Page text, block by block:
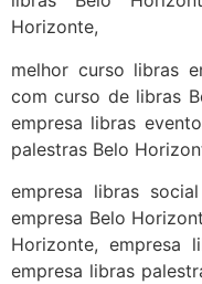
Horizonte,
melhor curso libras
com curso de libras
empresa libras
palestras Belo
empresa libras
empresa Belo
Horizonte, empresa
empresa libras